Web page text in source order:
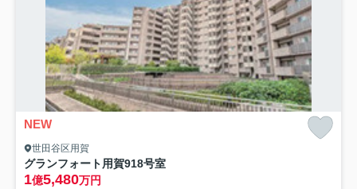
NEW
世田谷区用賀
グランフォート用賀918号室
1億5,480万円